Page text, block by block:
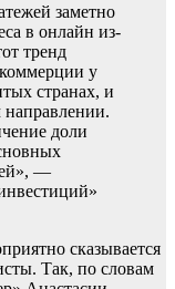
заметно
в онлайн из-
тренд
у
странах, и
доли
—
сказывается
Так, по словам